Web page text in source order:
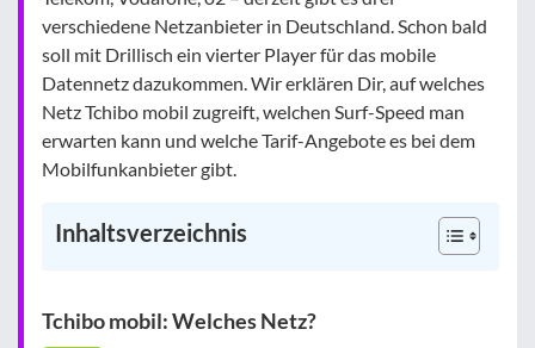
verschiedene Netzanbieter in Deutschland. Schon bald
soll mit Drillisch ein vierter Player für das mobile
Datennetz dazukommen. Wir erklären Dir, auf welches
Netz Tchibo mobil zugreift, welchen Surf-Speed man
erwarten kann und welche Tarif-Angebote es bei dem
Mobilfunkanbieter gibt.
Inhaltsverzeichnis
Tchibo mobil: Welches Netz?